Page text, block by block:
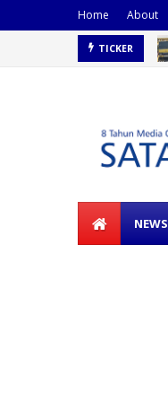
Home About
TICKER
NEWS